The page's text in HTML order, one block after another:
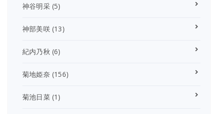
神谷明采(5)
神部美咲(13)
紀内乃秋 (6)
菊地姫奈 (156)
菊池日菜(1)